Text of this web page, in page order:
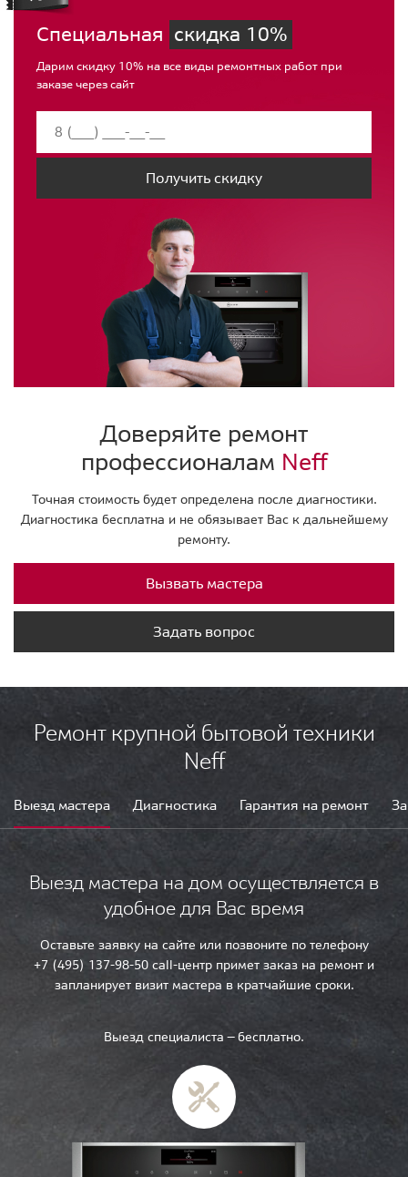
Специальная скидка 10%
Дарим скидку 10% на все виды ремонтных работ при
заказе через сайт
Получить скидку
Доверяйте ремонт
профессионалам Neff
Точная стоимость будет определена после диагностики.
Диагностика бесплатна и не обязывает Вас к дальнейшему
ремонту.
Вызвать мастера
Задать вопрос
Ремонт крупной бытовой техники
Neff
Выезд мастера Диагностика Гарантия на ремонт
Выезд мастера на дом осуществляется в
удобное для Вас время
Оставьте заявку на сайте или позвоните по телефону
+7 (495) 137-98-50 call-центр примет заказ на ремонт и
запланирует визит мастера в кратчайшие сроки.
Выезд специалиста — бесплатно.